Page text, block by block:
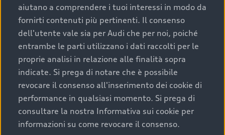
aiutano a comprendere i tuoi interessi in modo da
fornirti contenuti più pertinenti. Il consenso
dell'utente vale sia per Audi che per noi, poiché
entrambe le parti utilizzano i dati raccolti per le
proprie analisi in relazione alle finalità sopra
indicate. Si prega di notare che è possibile
revocare il consenso all'inserimento dei cookie di
performance in qualsiasi momento. Si prega di
consultare la nostra Informativa sui cookie per
informazioni su come revocare il consenso.
condizioni della carrozzeria e degli interni: una
buona conservazione evidenzia cura e attenzione del
precedente proprietario;
efficienza meccanica: motore, trasmissione e
componenti principali in ottimo stato garantiscono
prestazioni affidabili e sicure.
Acquistare un’auto usata in una Concessionaria ufficiale
Audi che offre l’usato garantito tramite Audi Prima
Scelta :plus, significa affidarsi ad un prodotto che viene
sottoposto a 110 controlli approfonditi e coperto da